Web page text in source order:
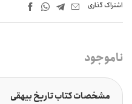
اشتراک‌ گذاری
ناموجود
مشخصات کتاب تاریخ بیهقی